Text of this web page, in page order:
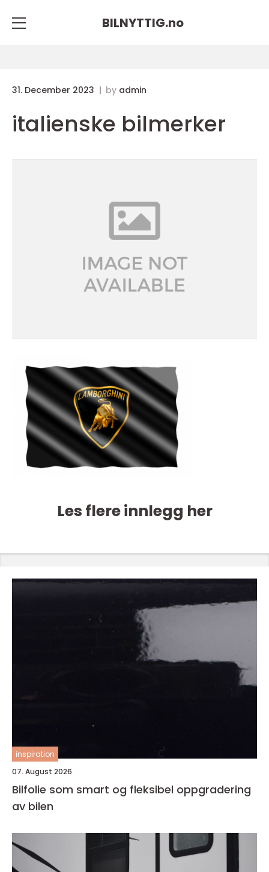
BILNYTTIG.no
31. December 2023 by admin
italienske bilmerker
Les flere innlegg her
inspiration
07. August 2026
Bilfolie som smart og fleksibel oppgradering
av bilen